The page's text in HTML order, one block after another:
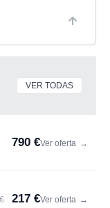
VER TODAS
790 €Ver oferta →
217 €Ver oferta →